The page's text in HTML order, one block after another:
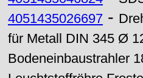
4051435026697 -
für Metall DIN 345 Ø
Bodeneinbaustrahler